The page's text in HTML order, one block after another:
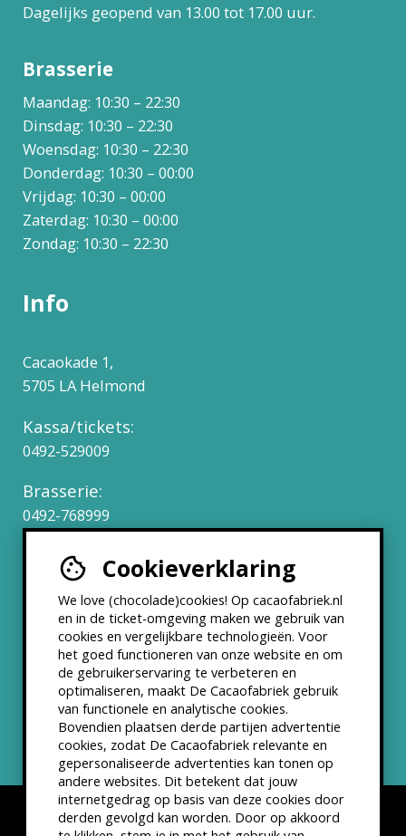
Cookieverklaring
We love (chocolade)cookies! Op cacaofabriek.nl
en in de ticket-omgeving maken we gebruik van
cookies en vergelijkbare technologieën. Voor
het goed functioneren van onze website en om
de gebruikerservaring te verbeteren en
optimaliseren, maakt De Cacaofabriek gebruik
van functionele en analytische cookies.
Bovendien plaatsen derde partijen advertentie
cookies, zodat De Cacaofabriek relevante en
gepersonaliseerde advertenties kan tonen op
andere websites. Dit betekent dat jouw
internetgedrag op basis van deze cookies door
derden gevolgd kan worden. Door op akkoord
Dagelijks geopend van 13.00 tot 17.00 uur.
Brasserie
Maandag: 10:30 – 22:30
Dinsdag: 10:30 – 22:30
Woensdag: 10:30 – 22:30
Donderdag: 10:30 – 00:00
Vrijdag: 10:30 – 00:00
Zaterdag: 10:30 – 00:00
Zondag: 10:30 – 22:30
Info
Cacaokade 1,
5705 LA Helmond
Kassa/tickets:
0492-529009
Brasserie:
0492-768999
Werken bij
Partners & Samenwerkingen
ANBI status
Nieuwsbrief